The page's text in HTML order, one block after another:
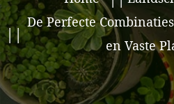
De Perfecte
en Vaste